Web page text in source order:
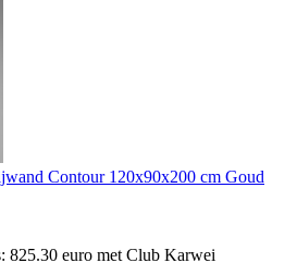
Contour 120x90x200 cm Goud
825.30 euro met Club Karwei